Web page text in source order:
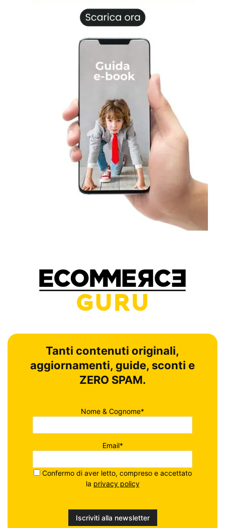
Tanti contenuti originali,
aggiornamenti, guide, sconti e
ZERO SPAM.
Nome & Cognome*
Email*
Confermo di aver letto, compreso e accettato
la privacy policy